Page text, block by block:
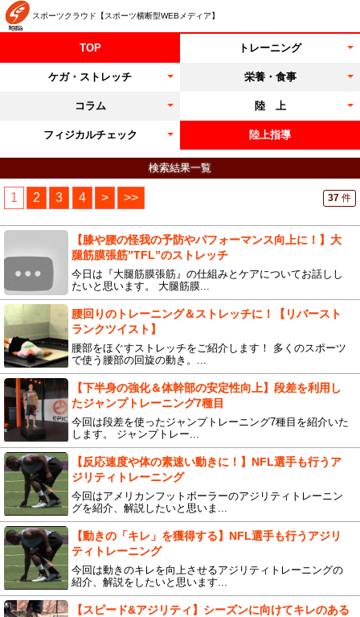
スポーツクラウド【スポーツ横断型WEBメディア】
TOP トレーニング
ケガ・ストレッチ 栄養・食事
コラム 陸 上
フィジカルチェック 陸上指導
検索結果一覧
1 2 3 4 > >> 37 件
【膝や腰の怪我の予防やパフォーマンス向上に！】大
腿筋膜張筋”TFL”のストレッチ
今日は『大腿筋膜張筋』の仕組みとケアについてお話しし
たいと思います。 大腿筋膜...
腰回りのトレーニング＆ストレッチに！【リバースト
ランクツイスト】
腰部をほぐすストレッチをご紹介します！ 多くのスポーツ
で使う腰部の回旋の動き。...
【下半身の強化＆体幹部の安定性向上】段差を利用し
たジャンプトレーニング7種目
今回は段差を使ったジャンプトレーニング7種目を紹介いた
します。 ジャンプトレー...
【反応速度や体の素速い動きに！】NFL選手も行うア
ジリティトレーニング
今回はアメリカンフットボーラーのアジリティトレーニン
グを紹介、解説したいと思いま...
【動きの「キレ」を獲得する】NFL選手も行うアジリ
ティトレーニング
今回は動きのキレを向上させるアジリティトレーニングの
紹介、解説をしたいと思います...
【スピード&アジリティ】シーズンに向けてキレのある